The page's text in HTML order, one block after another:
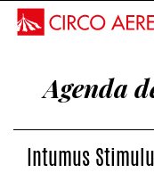
Agenda
Intumus